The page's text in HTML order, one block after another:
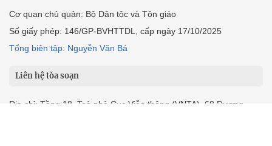
Cơ quan chủ quản: Bộ Dân tộc và Tôn giáo
Số giấy phép: 146/GP-BVHTTDL, cấp ngày 17/10/2025
Tổng biên tập: Nguyễn Văn Bá
Liên hệ tòa soạn
Địa chỉ: Tầng 18, Toà nhà Cục Viễn thông (VNTA), 68 Dương